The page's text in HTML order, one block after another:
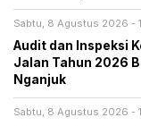
Sabtu, 8 Agustus 2026 -
Audit dan Inspeksi
Jalan Tahun 2026
Nganjuk
Sabtu, 8 Agustus 2026 -